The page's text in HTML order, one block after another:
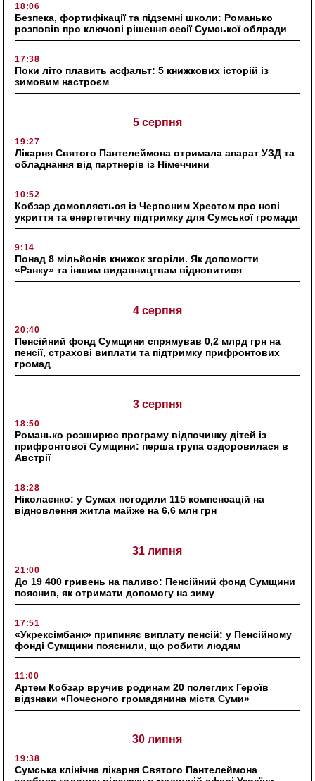
18:06
Безпека, фортифікації та підземні школи: Романько
розповів про ключові рішення сесії Сумської облради
17:38
Поки літо плавить асфальт: 5 книжкових історій із
зимовим настроєм
5 серпня
19:27
Лікарня Святого Пантелеймона отримала апарат УЗД та
обладнання від партнерів із Німеччини
10:52
Кобзар домовляється із Червоним Хрестом про нові
укриття та енергетичну підтримку для Сумської громади
9:14
Понад 8 мільйонів книжок згоріли. Як допомогти
«Ранку» та іншим видавництвам відновитися
4 серпня
20:40
Пенсійний фонд Сумщини спрямував 0,2 млрд грн на
пенсії, страхові виплати та підтримку прифронтових
громад
3 серпня
18:50
Романько розширює програму відпочинку дітей із
прифронтової Сумщини: перша група оздоровилася в
Австрії
18:28
Ніколаєнко: у Сумах погодили 115 компенсацій на
відновлення житла майже на 6,6 млн грн
31 липня
21:00
До 19 400 гривень на паливо: Пенсійний фонд Сумщини
пояснив, як отримати допомогу на зиму
17:51
«Укрексімбанк» припиняє виплату пенсій: у Пенсійному
фонді Сумщини пояснили, що робити людям
11:00
Артем Кобзар вручив родинам 20 полеглих Героїв
відзнаки «Почесного громадянина міста Суми»
30 липня
19:38
Сумська клінічна лікарня Святого Пантелеймона